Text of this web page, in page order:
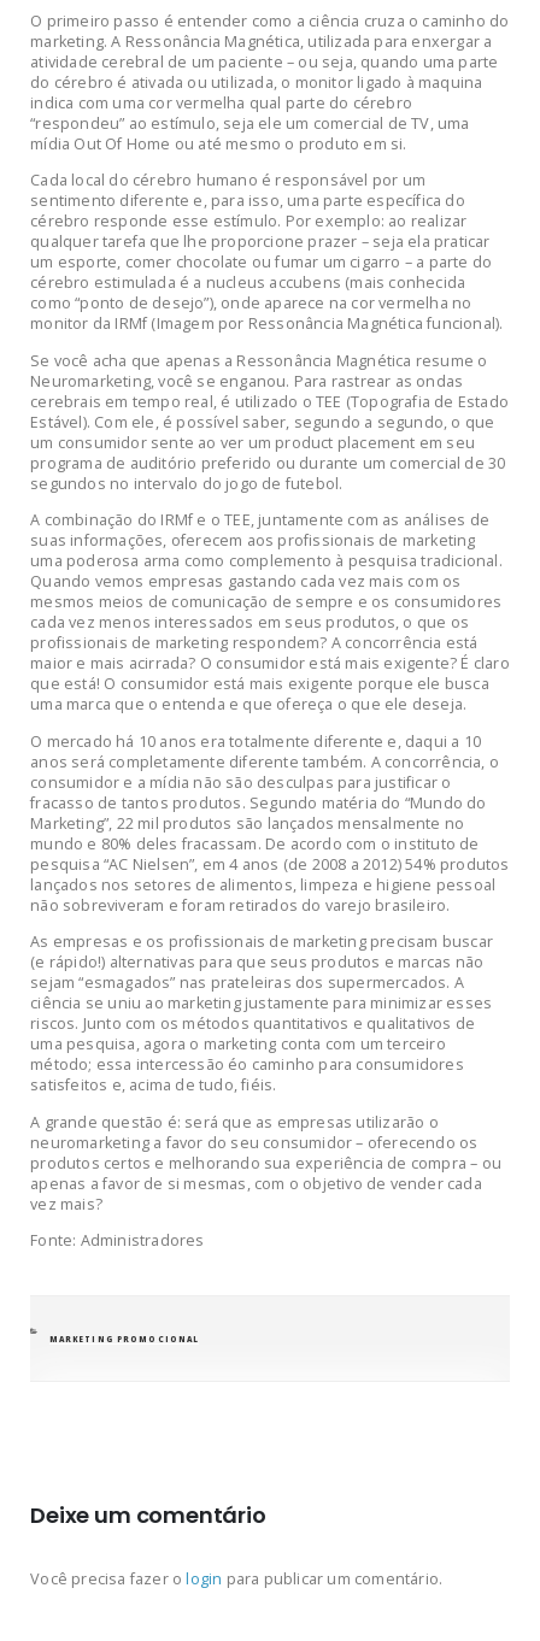
O primeiro passo é entender como a ciência cruza o caminho do
marketing. A Ressonância Magnética, utilizada para enxergar a
atividade cerebral de um paciente – ou seja, quando uma parte
do cérebro é ativada ou utilizada, o monitor ligado à maquina
indica com uma cor vermelha qual parte do cérebro
“respondeu” ao estímulo, seja ele um comercial de TV, uma
mídia Out Of Home ou até mesmo o produto em si.
Cada local do cérebro humano é responsável por um
sentimento diferente e, para isso, uma parte específica do
cérebro responde esse estímulo. Por exemplo: ao realizar
qualquer tarefa que lhe proporcione prazer – seja ela praticar
um esporte, comer chocolate ou fumar um cigarro – a parte do
cérebro estimulada é a nucleus accubens (mais conhecida
como “ponto de desejo”), onde aparece na cor vermelha no
monitor da IRMf (Imagem por Ressonância Magnética funcional).
Se você acha que apenas a Ressonância Magnética resume o
Neuromarketing, você se enganou. Para rastrear as ondas
cerebrais em tempo real, é utilizado o TEE (Topografia de Estado
Estável). Com ele, é possível saber, segundo a segundo, o que
um consumidor sente ao ver um product placement em seu
programa de auditório preferido ou durante um comercial de 30
segundos no intervalo do jogo de futebol.
A combinação do IRMf e o TEE, juntamente com as análises de
suas informações, oferecem aos profissionais de marketing
uma poderosa arma como complemento à pesquisa tradicional.
Quando vemos empresas gastando cada vez mais com os
mesmos meios de comunicação de sempre e os consumidores
cada vez menos interessados em seus produtos, o que os
profissionais de marketing respondem? A concorrência está
maior e mais acirrada? O consumidor está mais exigente? É claro
que está! O consumidor está mais exigente porque ele busca
uma marca que o entenda e que ofereça o que ele deseja.
O mercado há 10 anos era totalmente diferente e, daqui a 10
anos será completamente diferente também. A concorrência, o
consumidor e a mídia não são desculpas para justificar o
fracasso de tantos produtos. Segundo matéria do “Mundo do
Marketing”, 22 mil produtos são lançados mensalmente no
mundo e 80% deles fracassam. De acordo com o instituto de
pesquisa “AC Nielsen”, em 4 anos (de 2008 a 2012) 54% produtos
lançados nos setores de alimentos, limpeza e higiene pessoal
não sobreviveram e foram retirados do varejo brasileiro.
As empresas e os profissionais de marketing precisam buscar
(e rápido!) alternativas para que seus produtos e marcas não
sejam “esmagados” nas prateleiras dos supermercados. A
ciência se uniu ao marketing justamente para minimizar esses
riscos. Junto com os métodos quantitativos e qualitativos de
uma pesquisa, agora o marketing conta com um terceiro
método; essa intercessão éo caminho para consumidores
satisfeitos e, acima de tudo, fiéis.
A grande questão é: será que as empresas utilizarão o
neuromarketing a favor do seu consumidor – oferecendo os
produtos certos e melhorando sua experiência de compra – ou
apenas a favor de si mesmas, com o objetivo de vender cada
vez mais?
Fonte: Administradores
CATEGORIAS
MARKETING PROMOCIONAL
Deixe um comentário
Você precisa fazer ologin para publicar um comentário.